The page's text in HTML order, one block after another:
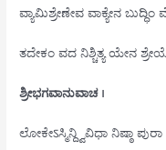
ವ್ಯಾಮಿಶ್ರೇಣೇವ ವಾಕ್ಯೇನ
ತದೇಕಂ ವದ ನಿಶ್ಚಿತ್ಯ ಯೇನ
ಶ್ರೀಭಗವಾನುವಾಚ ।
ಲೋಕೇऽಸ್ಮಿನ್ದ್ವಿವಿಧಾ ನಿಷ್ಠಾ